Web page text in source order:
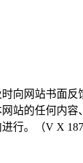
向网站书面
站的任何内
行。（V X